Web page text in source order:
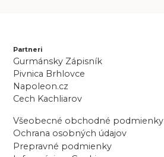
Partneri
Gurmánsky Zápisník
Pivnica Brhlovce
Napoleon.cz
Cech Kachliarov
Všeobecné obchodné podmienky
Ochrana osobných údajov
Prepravné podmienky